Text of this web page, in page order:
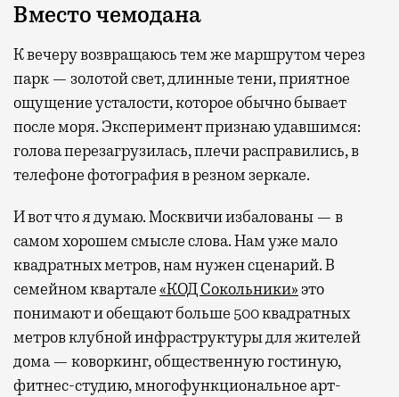
Вместо чемодана
К вечеру возвращаюсь тем же маршрутом через
парк — золотой свет, длинные тени, приятное
ощущение усталости, которое обычно бывает
после моря. Эксперимент признаю удавшимся:
голова перезагрузилась, плечи расправились, в
телефоне фотография в резном зеркале.
И вот что я думаю. Москвичи избалованы — в
самом хорошем смысле слова. Нам уже мало
квадратных метров, нам нужен сценарий. В
семейном квартале«КОД Сокольники»это
понимают и обещают больше 500 квадратных
метров клубной инфраструктуры для жителей
дома — коворкинг, общественную гостиную,
фитнес-студию, многофункциональное арт-